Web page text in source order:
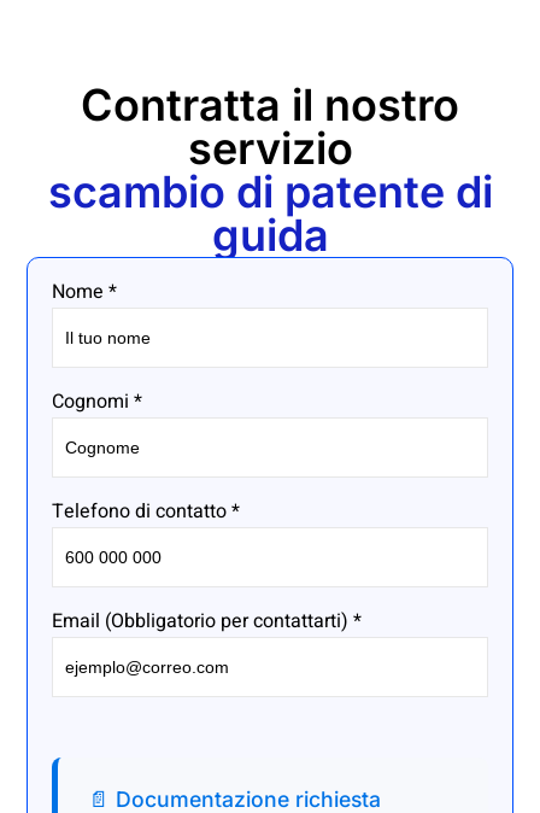
Contratta il nostro
servizio
scambio di patente di
guida
Nome *
Cognomi *
Telefono di contatto *
Email (Obbligatorio per contattarti) *
📄 Documentazione richiesta